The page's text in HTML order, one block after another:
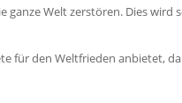
Welt zerstören. Dies
für den Weltfrieden anbietet,